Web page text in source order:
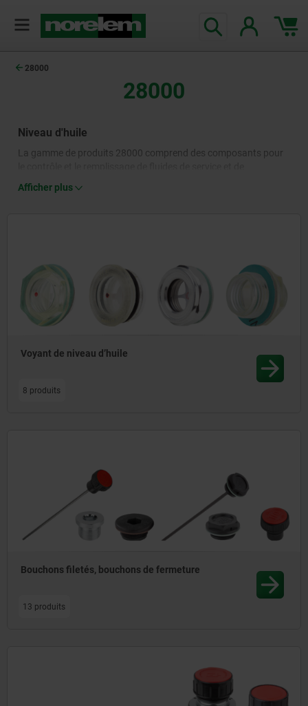
28000
28000
Niveau d'huile
La gamme de produits 28000 comprend des composants pour
permettent un contrôle visuel rapide de l'état de l'huile, tandis
bouchons filetés, des tubes de remplissage et des bouchons à
évent.
Afficher plus
Voyant de niveau d’huile
8 produits
Bouchons filetés, bouchons de fermeture
13 produits